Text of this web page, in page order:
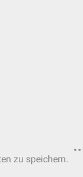
zu speichern.